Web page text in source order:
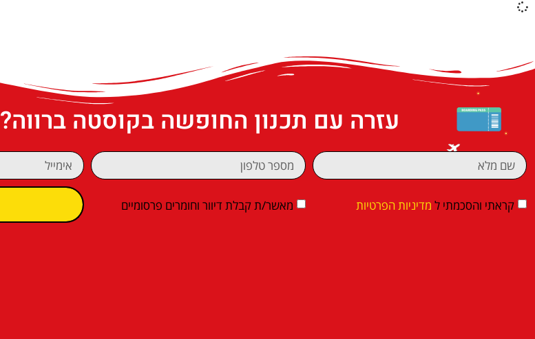
עזרה עם תכנון החופשה בקוסטה ברווה?
קראתי והסכמתי ל מדיניות הפרטיות מאשר/ת קבלת דיוור וחומרים פרסומיים